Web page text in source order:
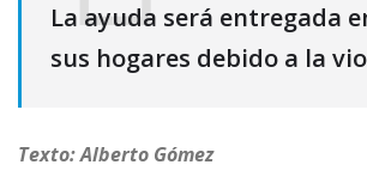
La ayuda será entregada
sus hogares debido a la
Texto: Alberto Gómez